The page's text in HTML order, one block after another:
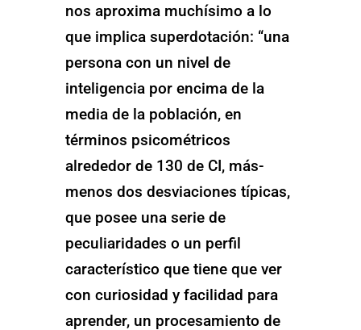
nos aproxima muchísimo a lo
que implica superdotación: “una
persona con un nivel de
inteligencia por encima de la
media de la población, en
términos psicométricos
alrededor de 130 de CI, más-
menos dos desviaciones típicas,
que posee una serie de
peculiaridades o un perfil
característico que tiene que ver
con curiosidad y facilidad para
aprender, un procesamiento de